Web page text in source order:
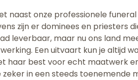
naast onze professionele
zijn er dominees en priesters
leverbaar, maar nu ons land
Een uitvaart kun je altijd
haar best voor echt maatwerk
in een steeds toenemende